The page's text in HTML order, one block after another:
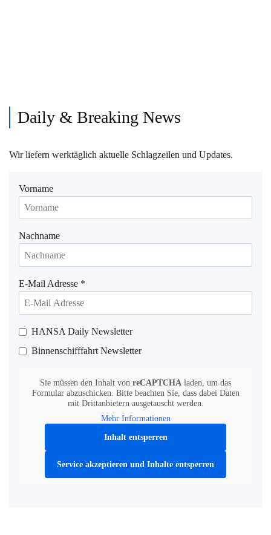
Daily & Breaking News
Wir liefern werktäglich aktuelle Schlagzeilen und Updates.
Vorname
Nachname
E-Mail Adresse *
HANSA Daily Newsletter
Binnenschifffahrt Newsletter
Sie müssen den Inhalt von reCAPTCHA laden, um das
Formular abzuschicken. Bitte beachten Sie, dass dabei Daten
mit Drittanbietern ausgetauscht werden.
Mehr Informationen
Inhalt entsperren
Service akzeptieren und Inhalte entsperren